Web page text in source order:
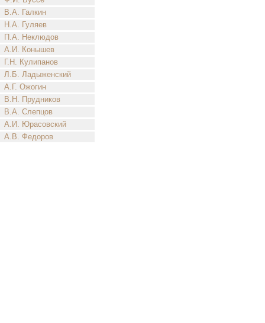
В.А. Галкин
Н.А. Гуляев
П.А. Неклюдов
А.И. Конышев
Г.Н. Кулипанов
Л.Б. Ладыженский
А.Г. Ожогин
В.Н. Прудников
В.А. Слепцов
А.И. Юрасовский
А.В. Федоров